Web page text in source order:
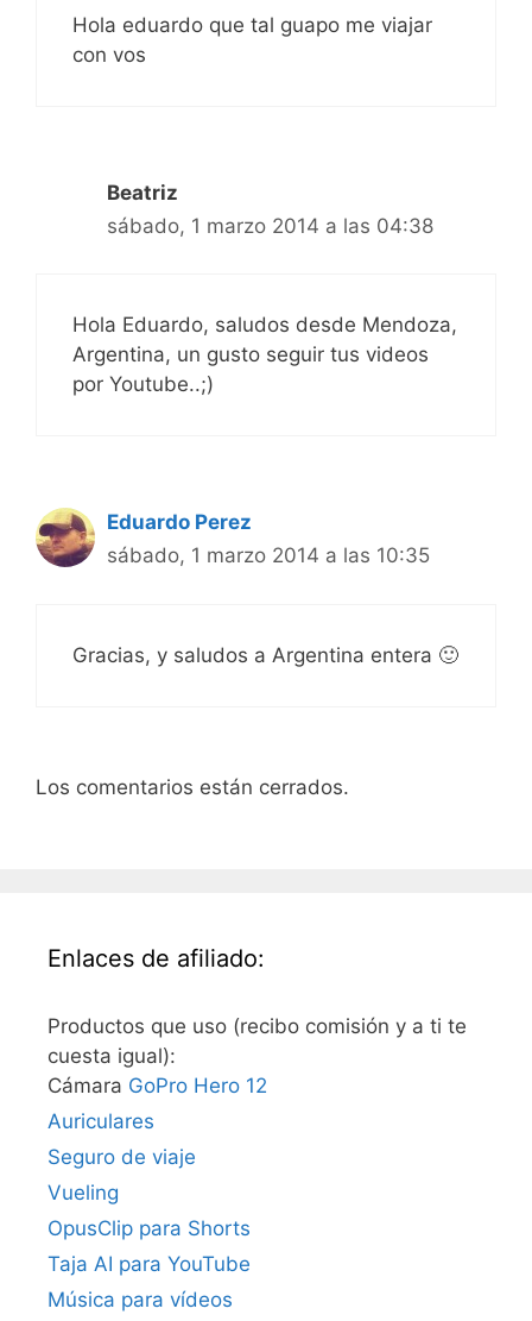
Hola eduardo que tal guapo me viajar
con vos
Beatriz
sábado, 1 marzo 2014 a las 04:38
Hola Eduardo, saludos desde Mendoza,
Argentina, un gusto seguir tus videos
por Youtube..;)
Eduardo Perez
sábado, 1 marzo 2014 a las 10:35
Gracias, y saludos a Argentina entera 🙂
Los comentarios están cerrados.
Enlaces de afiliado:
Productos que uso (recibo comisión y a ti te
cuesta igual):
Cámara GoPro Hero 12
Auriculares
Seguro de viaje
Vueling
OpusClip para Shorts
Taja AI para YouTube
Música para vídeos